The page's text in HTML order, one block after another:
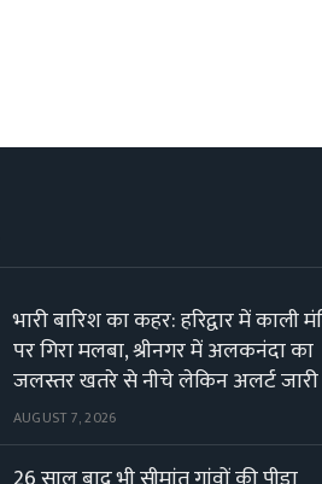
भारी बारिश का कहर: हरिद्वार में काली
पर गिरा मलबा, श्रीनगर में अलकनंदा का
जलस्तर खतरे से नीचे लेकिन अलर्ट जारी
AUGUST 7, 2026